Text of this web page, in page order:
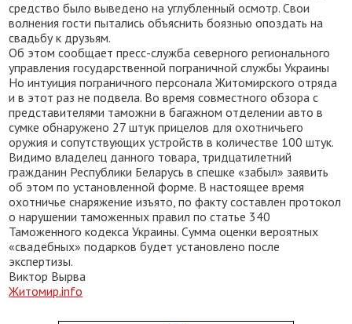
средство было выведено на углубленный осмотр. Свои
волнения гости пытались объяснить боязнью опоздать на
свадьбу к друзьям.
Об этом сообщает пресс-служба северного регионального
управления государственной пограничной службы Украины
Но интуиция пограничного персонала Житомирского отряда
и в этот раз не подвела. Во время совместного обзора с
представителями таможни в багажном отделении авто в
сумке обнаружено 27 штук прицелов для охотничьего
оружия и сопутствующих устройств в количестве 100 штук.
Видимо владелец данного товара, тридцатилетний
гражданин Республики Беларусь в спешке «забыл» заявить
об этом по установленной форме. В настоящее время
охотничье снаряжение изъято, по факту составлен протокол
о нарушении таможенных правил по статье 340
Таможенного кодекса Украины. Сумма оценки вероятных
«свадебных» подарков будет установлено после
экспертизы.
Виктор Вырва
Житомир.info